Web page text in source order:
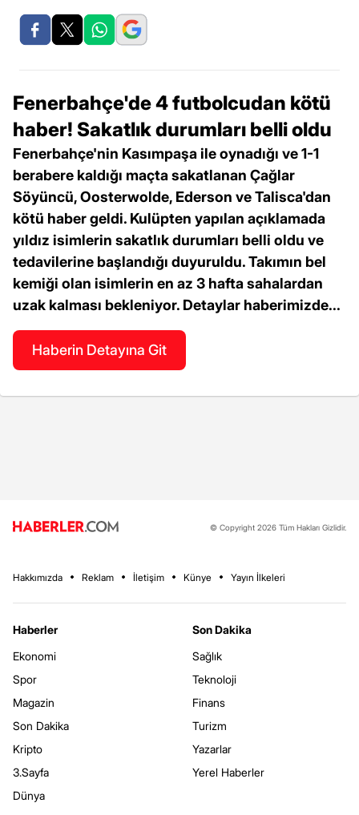
Fenerbahçe'de 4 futbolcudan kötü
haber! Sakatlık durumları belli oldu
Fenerbahçe'nin Kasımpaşa ile oynadığı ve 1-1
berabere kaldığı maçta sakatlanan Çağlar
Söyüncü, Oosterwolde, Ederson ve Talisca'dan
kötü haber geldi. Kulüpten yapılan açıklamada
yıldız isimlerin sakatlık durumları belli oldu ve
tedavilerine başlandığı duyuruldu. Takımın bel
kemiği olan isimlerin en az 3 hafta sahalardan
uzak kalması bekleniyor. Detaylar haberimizde...
Haberin Detayına Git
© Copyright 2026 Tüm Hakları Gizlidir.
Hakkımızda Reklam İletişim Künye Yayın İlkeleri
Haberler
Ekonomi
Spor
Magazin
Son Dakika
Kripto
3.Sayfa
Dünya
Son Dakika
Sağlık
Teknoloji
Finans
Turizm
Yazarlar
Yerel Haberler